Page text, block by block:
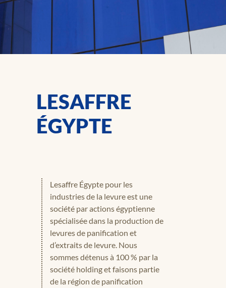
LESAFFRE
ÉGYPTE
Lesaffre Égypte pour les
industries de la levure est une
société par actions égyptienne
spécialisée dans la production de
levures de panification et
d’extraits de levure. Nous
sommes détenus à 100 % par la
société holding et faisons partie
de la région de panification